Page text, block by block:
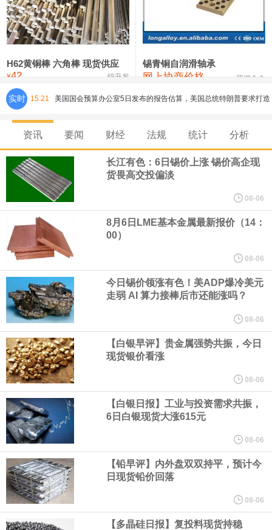
铸造铝合金锭(ZLD104) 24,100—24,300 24,200
压铸锌合金锭 26,250—26,450
氯化镍 38,300—40,300 39,300 0
H62黄铜棒 六角棒 现货供应
¥42 锦升发
锡青铜自润滑轴承
网上协商价格 芜湖合金
实时 15:21 美国国会预算办公室5日发布的报告估算，美国总统特朗普要求打造
的海军全新核动力“黄金舰队”可能需要在今后数十年间支出约2750
亿美元。其中，首艘“特朗普级”战列舰“无畏”号预估造价比原来至少
高50%。
芝加哥期权交易所全球市场公司（CBOE GLOBAL MARKETS
INC）：CBOE 欧洲清算所将于 8 月 24 日起，将证券融资交易清算
业务拓展至固定收益品类。
周四，亚洲科技股下跌，跟随隔夜交易中回调的美国同行，凸显了
全球科技股波动性的加剧。 日本市场中，软银股价收盘下跌4.4%，
芯片设备制造商东京电子股价下跌近6%，日本存储芯片制造商铠侠
股价下跌超过10%。
WPP股价料创1992年以来最大单日涨幅，上涨25%至11个月高位。
谷歌规划的印度数据中心枢纽建设工作正在如火如荼推进，项目所
在地上方的山坡已经被开挖，露出赤红土层，并修出层层台地。但
环保人士的反对声浪持续高涨，给这家美国科技巨头总规模 150 亿
资讯 要闻 财经 法规 统计 分析
长江有色：6日锡价上涨 锡价高企现
货畏高交投偏淡
08-06
8月6日LME基本金属最新报价（14：
00）
08-06
今日锡价领涨有色！美ADP爆冷美元
走弱 AI 算力接棒后市还能涨吗？
08-06
【白银早评】贵金属强势共振，今日
现货银价看涨
08-06
【白银日报】工业与投资需求共振，
6日白银现货大涨615元
08-06
【铅早评】内外盘双双持平，预计今
日现货铅价回落
08-06
【多晶硅日报】复投料现货持稳